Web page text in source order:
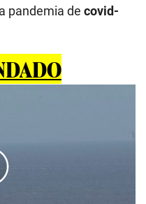
pandemia de covid-